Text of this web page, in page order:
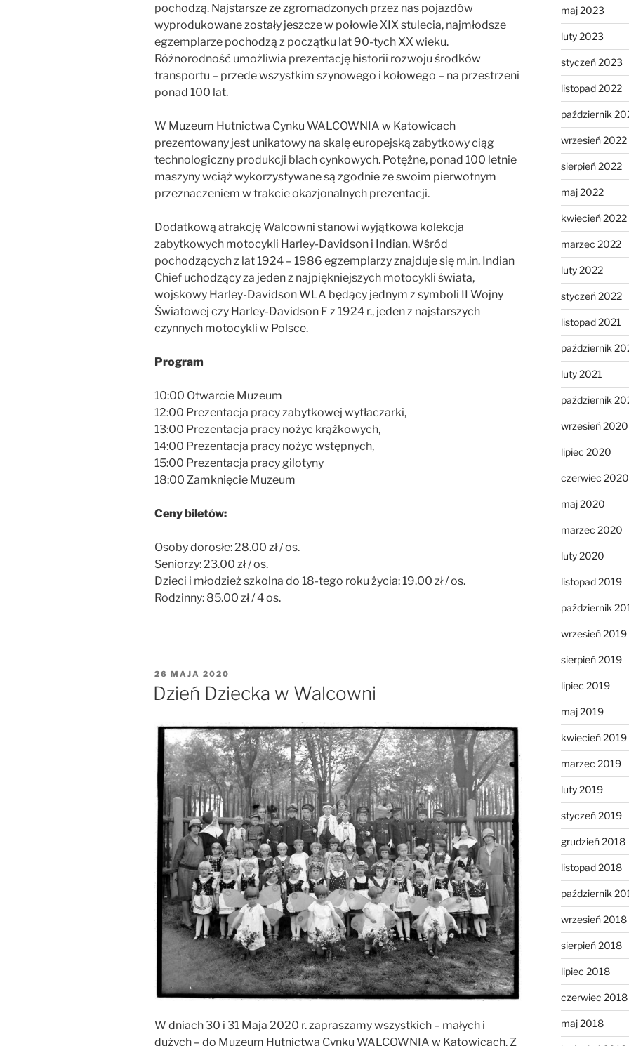
pochodzą. Najstarsze ze zgromadzonych przez nas pojazdów
wyprodukowane zostały jeszcze w połowie XIX stulecia, najmłodsze
egzemplarze pochodzą z początku lat 90-tych XX wieku.
Różnorodność umożliwia prezentację historii rozwoju środków
transportu – przede wszystkim szynowego i kołowego – na przestrzeni
ponad 100 lat.
W Muzeum Hutnictwa Cynku WALCOWNIA w Katowicach
prezentowany jest unikatowy na skalę europejską zabytkowy ciąg
technologiczny produkcji blach cynkowych. Potężne, ponad 100 letnie
maszyny wciąż wykorzystywane są zgodnie ze swoim pierwotnym
przeznaczeniem w trakcie okazjonalnych prezentacji.
Dodatkową atrakcję Walcowni stanowi wyjątkowa kolekcja
zabytkowych motocykli Harley-Davidson i Indian. Wśród
pochodzących z lat 1924 – 1986 egzemplarzy znajduje się m.in. Indian
Chief uchodzący za jeden z najpiękniejszych motocykli świata,
wojskowy Harley-Davidson WLA będący jednym z symboli II Wojny
Światowej czy Harley-Davidson F z 1924 r., jeden z najstarszych
czynnych motocykli w Polsce.
Program
10:00 Otwarcie Muzeum
12:00 Prezentacja pracy zabytkowej wytłaczarki,
13:00 Prezentacja pracy nożyc krążkowych,
14:00 Prezentacja pracy nożyc wstępnych,
15:00 Prezentacja pracy gilotyny
18:00 Zamknięcie Muzeum
Ceny biletów:
Osoby dorosłe: 28.00 zł / os.
Seniorzy: 23.00 zł / os.
Dzieci i młodzież szkolna do 18-tego roku życia: 19.00 zł / os.
Rodzinny: 85.00 zł / 4 os.
OPUBLIKOWANE
W
26 MAJA 2020
Dzień Dziecka w Walcowni
W dniach 30 i 31 Maja 2020 r. zapraszamy wszystkich – małych i
dużych – do Muzeum Hutnictwa Cynku WALCOWNIA w Katowicach. Z
maj 2023
luty 2023
styczeń 2023
listopad 2022
październik
wrzesień 2022
sierpień 2022
maj 2022
kwiecień 2022
marzec 2022
luty 2022
styczeń 2022
listopad 2021
październik
luty 2021
październik
wrzesień 2020
lipiec 2020
czerwiec 2020
maj 2020
marzec 2020
luty 2020
listopad 2019
październik
wrzesień 2019
sierpień 2019
lipiec 2019
maj 2019
kwiecień 2019
marzec 2019
luty 2019
styczeń 2019
grudzień 2018
listopad 2018
październik
wrzesień 2018
sierpień 2018
lipiec 2018
czerwiec 2018
maj 2018